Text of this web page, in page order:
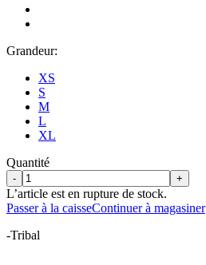
Grandeur:
XS
S
M
L
XL
Quantité
- +
L’article est en rupture de stock.
Passer à la caisseContinuer à magasiner
-Tribal